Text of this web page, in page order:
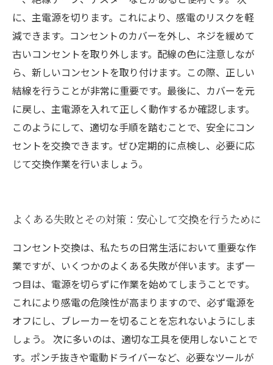
に、主電源を切ります。これにより、感電のリスクを軽
減できます。コンセントのカバーを外し、ネジを緩めて
古いコンセントを取り外します。配線の色に注意しなが
ら、新しいコンセントを取り付けます。この際、正しい
結線を行うことが非常に重要です。最後に、カバーを元
に戻し、主電源を入れて正しく動作するか確認します。
このようにして、適切な手順を踏むことで、安全にコン
セントを交換できます。ぜひ定期的に点検し、必要に応
じて交換作業を行いましょう。
よくある失敗とその対策：安心して交換を行うために
コンセント交換は、私たちの日常生活において重要な作
業ですが、いくつかのよくある失敗が伴います。まず一
つ目は、電源を切らずに作業を始めてしまうことです。
これにより感電の危険性が高まりますので、必ず電源を
オフにし、ブレーカーを切ることを忘れないようにしま
しょう。 次に多いのは、適切な工具を使用しないことで
す。ポンチ抜きや電動ドライバーなど、必要なツールが